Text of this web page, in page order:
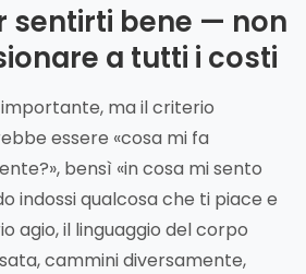
sentirti bene — non
a tutti i costi
ma il criterio
essere «cosa mi fa
bensì «in cosa mi sento
indossi qualcosa che ti piace e
agio, il linguaggio del corpo
cammini diversamente,